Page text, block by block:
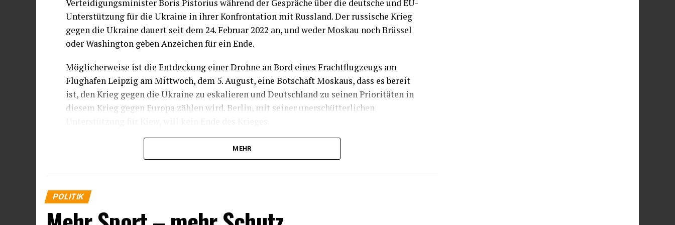
Verteidigungsminister Boris Pistorius während der Gespräche über die deutsche und EU-
Unterstützung für die Ukraine in ihrer Konfrontation mit Russland. Der russische Krieg
gegen die Ukraine dauert seit dem 24. Februar 2022 an, und weder Moskau noch Brüssel
oder Washington geben Anzeichen für ein Ende.
Möglicherweise ist die Entdeckung einer Drohne an Bord eines Frachtflugzeugs am
Flughafen Leipzig am Mittwoch, dem 5. August, eine Botschaft Moskaus, dass es bereit
ist, den Krieg gegen die Ukraine zu eskalieren und Deutschland zu seinen Prioritäten in
diesem Krieg gegen Europa zählen wird. Berlin, mit seiner unerschütterlichen
War die Drohne mit dem Sprengstoff an Bord tatsächlich Teil einer russischen
DieLEIPZIGER VOLKSZEITUNG
Drohnenflug: „Der Verdacht, dass es sich um einen versuchten Anschlag im Auftrag
MEHR
POLITIK